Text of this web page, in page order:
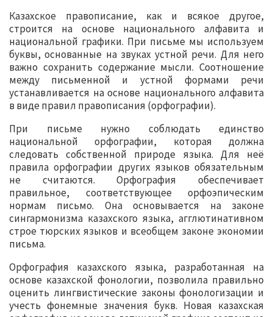
Казахское правописание, как и всякое другое,
строится на основе национального алфавита и
национальной графики. При письме мы используем
буквы, основанные на звуках устной речи. Для него
важно сохранить содержание мысли. Соотношение
между письменной и устной формами речи
устанавливается на основе национального алфавита
в виде правил правописания (орфографии).
При письме нужно соблюдать единство
национальной орфографии, которая должна
следовать собственной природе языка. Для неё
правила орфографии других языков обязательным
не считаются. Орфография обеспечивает
правильное, соответствующее орфоэпическим
нормам письмо. Она основывается на законе
сингармонизма казахского языка, агглютинативном
строе тюрских языков и всеобщем законе экономии
письма.
Орфография казахского языка, разработанная на
основе казахской фонологии, позволила правильно
оценить лингвистические законы фонологизации и
учесть фонемные значения букв. Новая казахская